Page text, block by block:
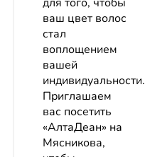
ваш цвет волос
стал
воплощением
вашей
индивидуальности.
Приглашаем
вас посетить
«АлтаДеан» на
Мясникова,